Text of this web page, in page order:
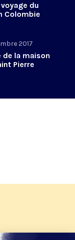
du
Colombie
2017
la maison
Pierre